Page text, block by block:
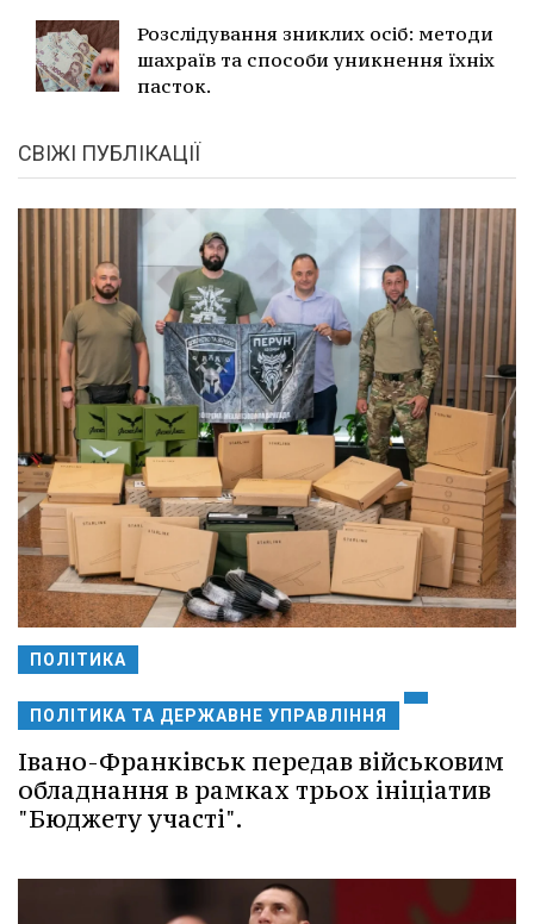
Розслідування зниклих осіб: методи
шахраїв та способи уникнення їхніх
пасток.
СВІЖІ ПУБЛІКАЦІЇ
ПОЛІТИКА
ПОЛІТИКА ТА ДЕРЖАВНЕ УПРАВЛІННЯ
Івано-Франківськ передав військовим
обладнання в рамках трьох ініціатив
"Бюджету участі".